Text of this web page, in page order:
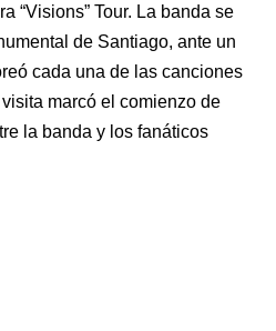
“Visions” Tour. La banda se
de Santiago, ante un
cada una de las canciones
marcó el comienzo de
la banda y los fanáticos